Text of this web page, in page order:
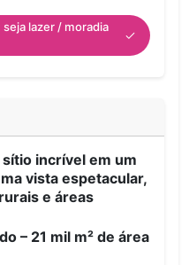
lazer / moradia
incrível em um
vista espetacular,
e áreas
– 21 mil m² de área